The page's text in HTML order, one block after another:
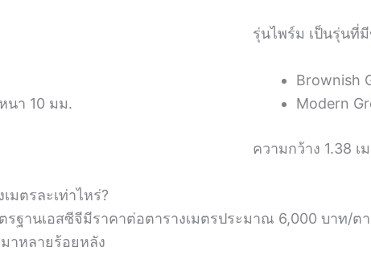
รุ่นไพร์ม เป็นรุ่นที่
Brownish
Modern
ความกว้าง 1.38
มตรละเท่าไหร่?
ฐานเอสซีจีมีราคาต่อตารางเมตรประมาณ 6,000 บาท/
าหลายร้อยหลัง